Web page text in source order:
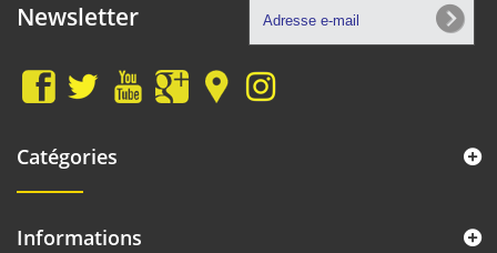
Newsletter
Catégories
Informations